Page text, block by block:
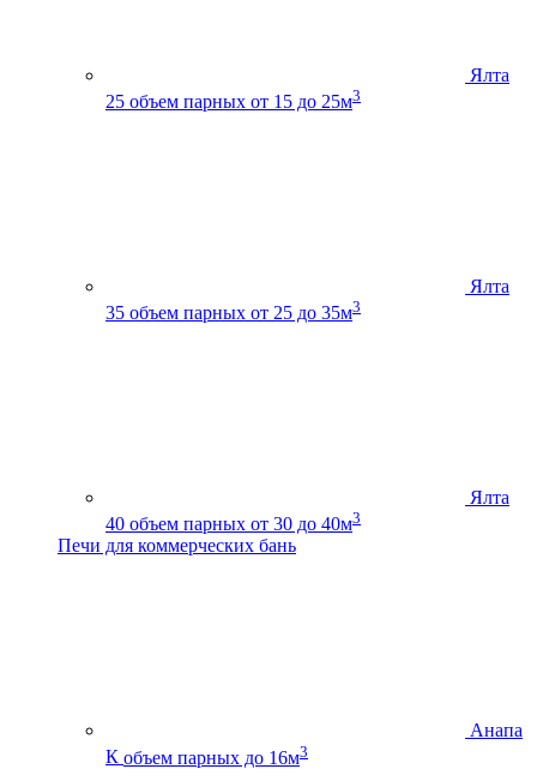
Ялта
25 объем парных от 15 до 25м3
Ялта
35 объем парных от 25 до 35м3
Ялта
40 объем парных от 30 до 40м3
Печи для коммерческих бань
Анапа
К объем парных до 16м3